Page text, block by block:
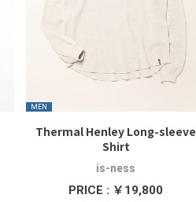
MEN
Thermal Henley Long-sleeve
Shirt
is-ness
PRICE : ￥19,800